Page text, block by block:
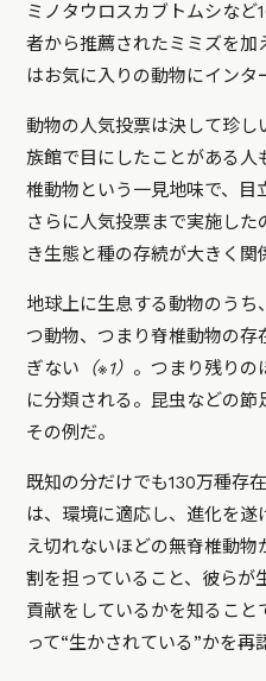
ミノタウロスカブトムシな
者から推薦されたミミズを
はお気に入りの動物にインタ
動物の人気投票は決して珍
族館で目にしたことがある人
椎動物という一見地味で、目
さらに人気投票まで実施し
き生態と種の存続が大きく関
地球上に生息する動物のう
つ動物、つまり脊椎動物の
ぎない （※1） 。つまり残りの
に分類される。昆虫などの
その例だ。
既知の分だけでも130万種存
は、環境に適応し、進化を遂
え切れないほどの無脊椎動
割を担っていること、彼らが
貢献をしているかを知ること
って“生かされている”かを再